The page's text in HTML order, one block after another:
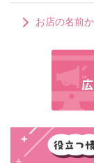
お店の名前